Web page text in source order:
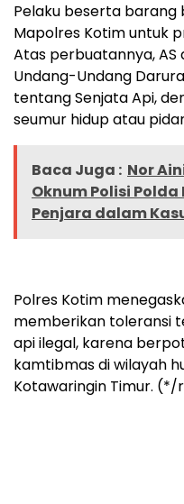
Pelaku beserta barang
Mapolres Kotim untuk
Atas perbuatannya, AS
Undang-Undang
tentang Senjata Api,
seumur hidup atau
Baca Juga : Nor
Oknum Polisi
Penjara dalam
Polres Kotim
memberikan toleransi
api ilegal, karena
kamtibmas di wilayah
Kotawaringin Timur.